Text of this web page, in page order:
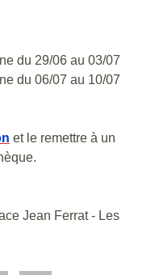
du 29/06 au 03/07
du 06/07 au 10/07
et le remettre à un
Jean Ferrat - Les